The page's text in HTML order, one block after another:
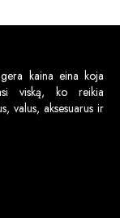
kaina eina koja
viską, ko reikia
valus, aksesuarus ir